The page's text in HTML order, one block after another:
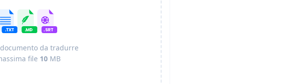
da tradurre
file 10 MB